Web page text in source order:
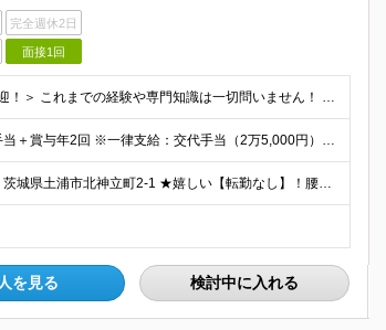
完全週休2日
面接1回
＜職種・業種未経験、第二新卒の方を大歓迎！＞ これまでの経験や専門知識は一切問いません！ 「東レで正社員として頑張りたい」という意欲を重視した採用です★ 【応募条件】 ・高卒以上の方 ＜こんな方を
◇月給205,100円～月給306,100円＋各種手当＋賞与年2回 ※一律支給：交代手当（2万5,000円）が月給に含まれます。 ※経験・能力を考慮したうえで決定 ※時間外手当は別途、全額支給 ※試
【勤務地はココ！】 東レ土浦工場 ◇住所：茨城県土浦市北神立町2-1 ★嬉しい【転勤なし】！腰を据えて働けます！ ＜気になるアクセス方法は？＞ 【マイカー・バイク通勤の方】 もちろん車通勤OK！（広
を見る 検討中に入れる